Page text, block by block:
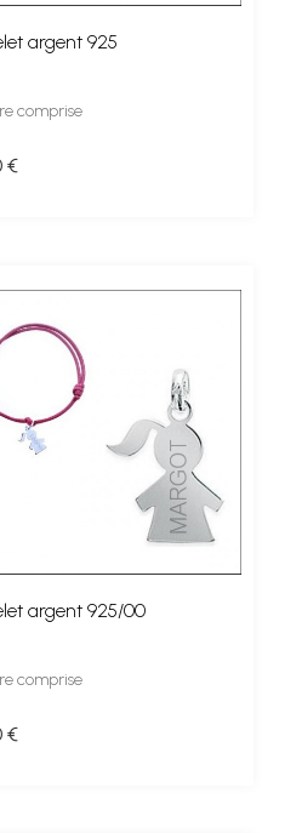
argent 925
comprise
€
argent 925/00
comprise
€